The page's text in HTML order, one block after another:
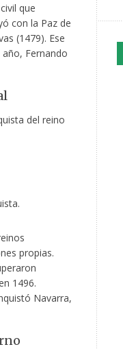
que
con la Paz de
(1479). Ese
Fernando
del reino
propias.
1496.
Navarra,